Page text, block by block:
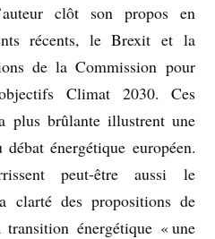
clôt son propos en
récents, le Brexit et la
de la Commission pour
Climat 2030. Ces
plus brûlante illustrent une
énergétique européen.
peut-être aussi le
clarté des propositions de
énergétique « une